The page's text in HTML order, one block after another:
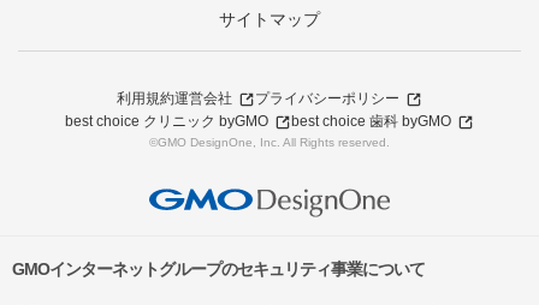
サイトマップ
利用規約運営会社
プライバシーポリシー
best choice クリニック byGMO
best choice 歯科 byGMO
©GMO DesignOne, Inc. All Rights reserved.
GMOインターネットグループのセキュリティ事業について